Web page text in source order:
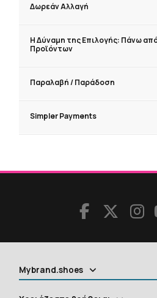
Δωρεάν Αλλαγή
Η Δύναμη της Επιλογής: Πάνω
Προϊόντων
Παραλαβή / Παράδoση
Simpler Payments
Mybrand.shoes